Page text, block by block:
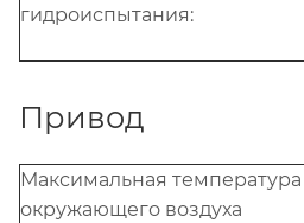
гидроиспытания:
Привод
Максимальная температура
окружающего воздуха